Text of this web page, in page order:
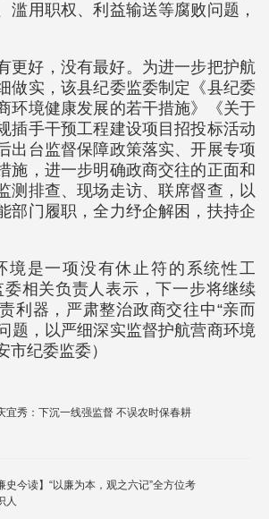
滥用职权、利益输送等腐败问题，
更好，没有最好。为进一步把护航
做实，该县纪委监委制定《县纪委
环境健康发展的若干措施》《关于
插手干预工程建设项目招投标活动
出台监督保障政策落实、开展专项
施，进一步明确政商交往的正面和
测排查、现场走访、联席督查，以
部门履职，全力纾企解困，扶持企
境是一项没有休止符的系统性工
委相关负责人表示，下一步将继续
利器，严肃整治政商交往中“亲而
题，以严细深实监督护航营商环境
市纪委监委）
宜秀：下沉一线强监督 不误农时保春耕
史今读】“以廉为本，观之六记”全方位考
人